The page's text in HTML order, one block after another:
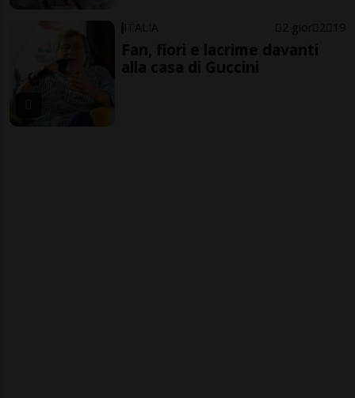
ITALIA 2 gior 2 19
Fan, fiori e lacrime davanti
alla casa di Guccini